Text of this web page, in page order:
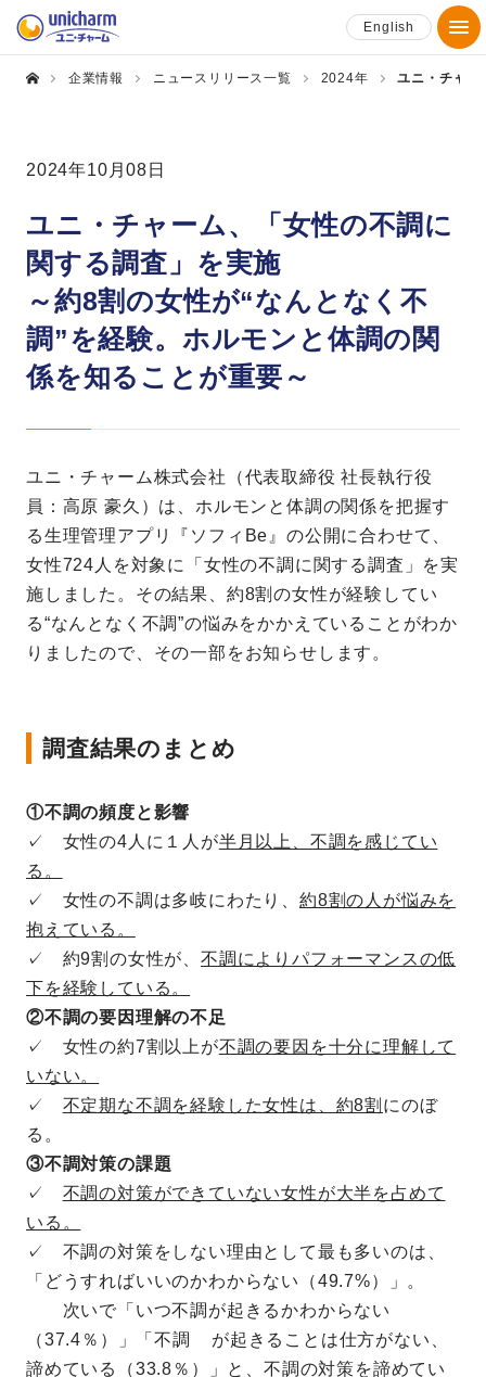
English
企業情報 ニュースリリース一覧 2024年 ユニ・チャー
2024年10月08日
ユニ・チャーム、「女性の不調に
関する調査」を実施
～約8割の女性が“なんとなく不
調”を経験。ホルモンと体調の関
係を知ることが重要～
ユニ・チャーム株式会社（代表取締役 社長執行役
員：高原 豪久）は、ホルモンと体調の関係を把握す
る生理管理アプリ『ソフィBe』の公開に合わせて、
女性724人を対象に「女性の不調に関する調査」を実
施しました。その結果、約8割の女性が経験してい
る“なんとなく不調”の悩みをかかえていることがわか
りましたので、その一部をお知らせします。
調査結果のまとめ
①不調の頻度と影響
✓ 女性の4人に１人が半月以上、不調を感じてい
る。
✓ 女性の不調は多岐にわたり、 約8割の人が悩みを
抱えている。
✓ 約9割の女性が、 不調によりパフォーマンスの低
下を経験している。
②不調の要因理解の不足
✓ 女性の約7割以上が不調の要因を十分に理解して
いない。
✓ 不定期な不調を経験した女性は、約8割 にのぼ
る。
③不調対策の課題
✓ 不調の対策ができていない女性が大半を占めて
いる。
✓ 不調の対策をしない理由として最も多いのは、
「どうすればいいのかわからない（49.7%）」。
次いで「いつ不調が起きるかわからない
（37.4％）」「不調 が起きることは仕方がない、
諦めている（33.8％）」と、不調の対策を諦めてい